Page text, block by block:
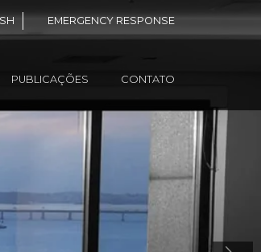
EMERGENCY RESPONSE
PUBLICAÇÕES CONTATO